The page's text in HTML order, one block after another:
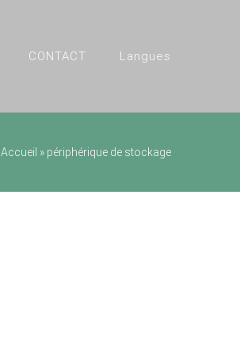
CONTACT Langues
Accueil » périphérique de stockage